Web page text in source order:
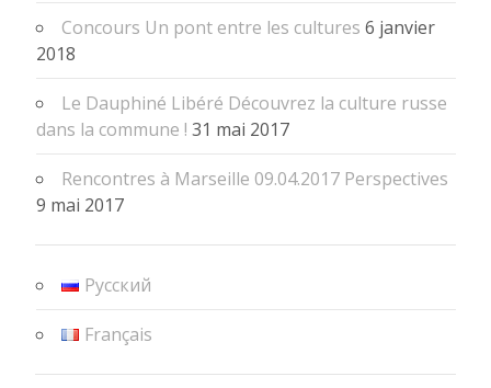
Concours Un pont entre les cultures 6 janvier
2018
Le Dauphiné Libéré Découvrez la culture russe
dans la commune ! 31 mai 2017
Rencontres à Marseille 09.04.2017 Perspectives
9 mai 2017
Русский
Français